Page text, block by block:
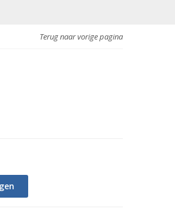
Terug naar vorige pagina